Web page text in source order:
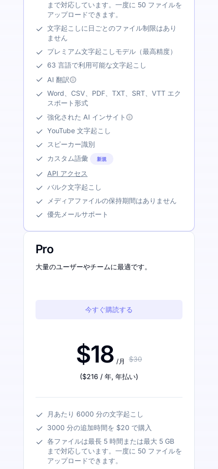
まで対応しています。一度に 50 ファイルを
アップロードできます。
文字起こしに日ごとのファイル制限はあり
ません
プレミアム文字起こしモデル（最高精度）
63 言語で利用可能な文字起こし
AI 翻訳
Word、CSV、PDF、TXT、SRT、VTT エク
スポート形式
強化された AI インサイト
YouTube 文字起こし
スピーカー識別
カスタム語彙
新規
API アクセス
バルク文字起こし
メディアファイルの保持期間はありません
優先メールサポート
Pro
大量のユーザーやチームに最適です。
今すぐ購読する
$18 /月 $30
($216 / 年, 年払い)
月あたり 6000 分の文字起こし
3000 分の追加時間を $20 で購入
各ファイルは最長 5 時間または最大 5 GB
まで対応しています。一度に 50 ファイルを
アップロードできます。